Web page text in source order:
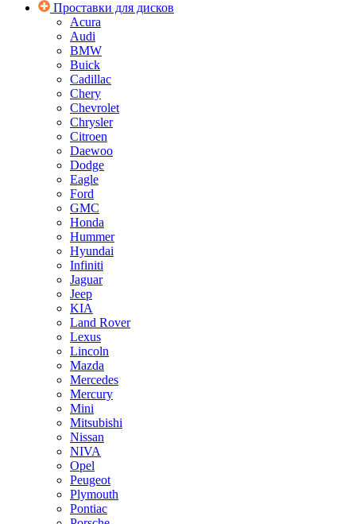
Проставки для дисков
Acura
Audi
BMW
Buick
Cadillac
Chery
Chevrolet
Chrysler
Citroen
Daewoo
Dodge
Eagle
Ford
GMC
Honda
Hummer
Hyundai
Infiniti
Jaguar
Jeep
KIA
Land Rover
Lexus
Lincoln
Mazda
Mercedes
Mercury
Mini
Mitsubishi
Nissan
NIVA
Opel
Peugeot
Plymouth
Pontiac